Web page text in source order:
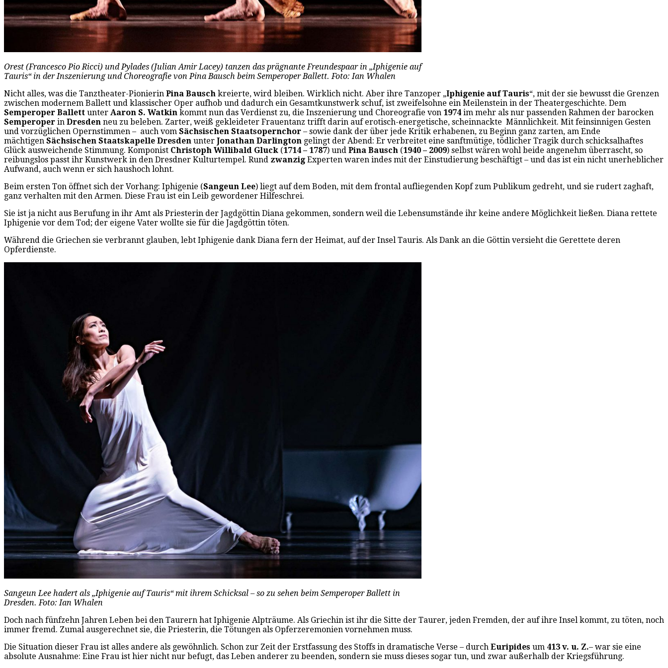
Orest (Francesco Pio Ricci) und Pylades (Julian Amir Lacey) tanzen das prägnante Freundespaar in „Iphigenie auf
Tauris“ in der Inszenierung und Choreografie von Pina Bausch beim Semperoper Ballett. Foto: Ian Whalen
Nicht alles, was die Tanztheater-Pionierin Pina Bausch kreierte, wird bleiben. Wirklich nicht. Aber ihre Tanzoper „Iphigenie auf Tauris“, mit der sie bewusst die Grenzen
zwischen modernem Ballett und klassischer Oper aufhob und dadurch ein Gesamtkunstwerk schuf, ist zweifelsohne ein Meilenstein in der Theatergeschichte. Dem
Semperoper Ballett unter Aaron S. Watkin kommt nun das Verdienst zu, die Inszenierung und Choreografie von 1974 im mehr als nur passenden Rahmen der barocken
Semperoper in Dresden neu zu beleben. Zarter, weiß gekleideter Frauentanz trifft darin auf erotisch-energetische, scheinnackte Männlichkeit. Mit feinsinnigen Gesten
und vorzüglichen Opernstimmen – auch vom Sächsischen Staatsopernchor – sowie dank der über jede Kritik erhabenen, zu Beginn ganz zarten, am Ende
mächtigen Sächsischen Staatskapelle Dresden unter Jonathan Darlington gelingt der Abend: Er verbreitet eine sanftmütige, tödlicher Tragik durch schicksalhaftes
Glück ausweichende Stimmung. Komponist Christoph Willibald Gluck (1714 – 1787) und Pina Bausch (1940 – 2009) selbst wären wohl beide angenehm überrascht, so
reibungslos passt ihr Kunstwerk in den Dresdner Kulturtempel. Rund zwanzig Experten waren indes mit der Einstudierung beschäftigt – und das ist ein nicht unerheblicher
Aufwand, auch wenn er sich haushoch lohnt.
Beim ersten Ton öffnet sich der Vorhang: Iphigenie (Sangeun Lee) liegt auf dem Boden, mit dem frontal aufliegenden Kopf zum Publikum gedreht, und sie rudert zaghaft,
ganz verhalten mit den Armen. Diese Frau ist ein Leib gewordener Hilfeschrei.
Sie ist ja nicht aus Berufung in ihr Amt als Priesterin der Jagdgöttin Diana gekommen, sondern weil die Lebensumstände ihr keine andere Möglichkeit ließen. Diana rettete
Iphigenie vor dem Tod; der eigene Vater wollte sie für die Jagdgöttin töten.
Während die Griechen sie verbrannt glauben, lebt Iphigenie dank Diana fern der Heimat, auf der Insel Tauris. Als Dank an die Göttin versieht die Gerettete deren
Opferdienste.
Sangeun Lee hadert als „Iphigenie auf Tauris“ mit ihrem Schicksal – so zu sehen beim Semperoper Ballett in
Dresden. Foto: Ian Whalen
Doch nach fünfzehn Jahren Leben bei den Taurern hat Iphigenie Alpträume. Als Griechin ist ihr die Sitte der Taurer, jeden Fremden, der auf ihre Insel kommt, zu töten, noch
immer fremd. Zumal ausgerechnet sie, die Priesterin, die Tötungen als Opferzeremonien vornehmen muss.
Die Situation dieser Frau ist alles andere als gewöhnlich. Schon zur Zeit der Erstfassung des Stoffs in dramatische Verse – durch Euripides um 413 v. u. Z.– war sie eine
absolute Ausnahme: Eine Frau ist hier nicht nur befugt, das Leben anderer zu beenden, sondern sie muss dieses sogar tun, und zwar außerhalb der Kriegsführung.